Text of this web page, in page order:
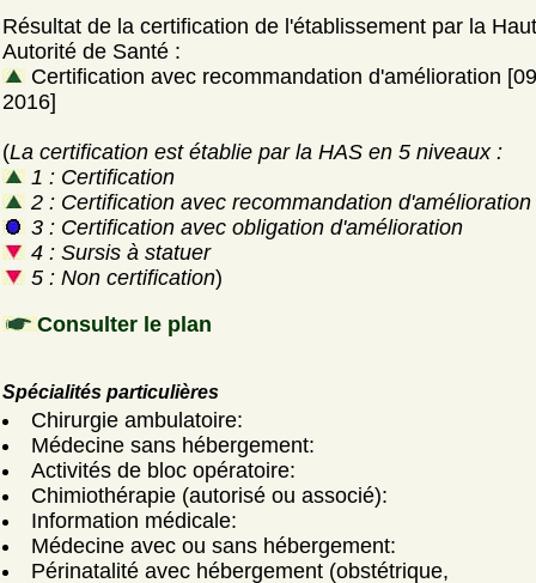
Résultat de la certification de l'établissement par la
Autorité de Santé :
Certification avec recommandation d'amélioration
2016]
(La certification est établie par la HAS en 5 niveaux :
1 : Certification
2 : Certification avec recommandation d'amélioration
3 : Certification avec obligation d'amélioration
4 : Sursis à statuer
5 : Non certification)
Consulter le plan
Spécialités particulières
Chirurgie ambulatoire:
Médecine sans hébergement:
Activités de bloc opératoire:
Chimiothérapie (autorisé ou associé):
Information médicale:
Médecine avec ou sans hébergement:
Périnatalité avec hébergement (obstétrique,